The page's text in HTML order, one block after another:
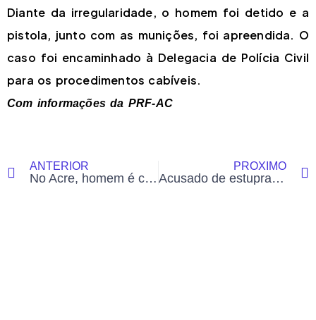
Diante da irregularidade, o homem foi detido e a
pistola, junto com as munições, foi apreendida. O
caso foi encaminhado à Delegacia de Polícia Civil
para os procedimentos cabíveis.
Com informações da PRF-AC
ANTERIOR
No Acre, homem é condenado por caluniar padre e terá que pagar indenização
PRÓXIMO
Acusado de estuprar adolescente se entrega à polícia no Acre